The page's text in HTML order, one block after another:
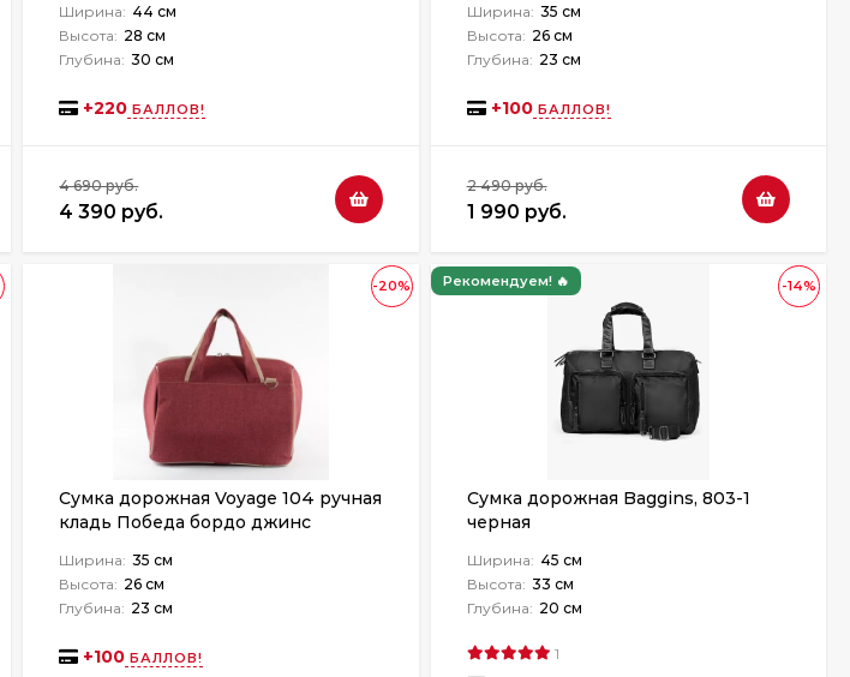
Ширина: 44 см
Высота: 28 см
Глубина: 30 см
+220 БАЛЛОВ!
4 690 руб.
4 390 руб.
Ширина: 35 см
Высота: 26 см
Глубина: 23 см
+100БАЛЛОВ!
2 490 руб.
1 990 руб.
-20%
Сумка дорожная Voyage 104 ручная
кладь Победа бордо джинс
Ширина: 35 см
Высота: 26 см
Глубина: 23 см
+100 БАЛЛОВ!
-14%
Рекомендуем! 🔥
Сумка дорожная Baggins, 803-1
черная
Ширина: 45 см
Высота: 33 см
Глубина: 20 см
1